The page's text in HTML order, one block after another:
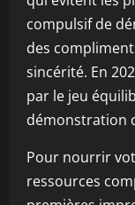
compulsif de
des
sincérité. En
par le jeu
démonstration
Pour nourrir
ressources